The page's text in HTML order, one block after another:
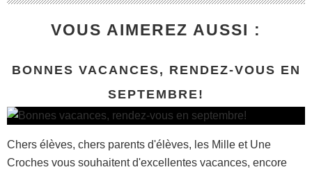
VOUS AIMEREZ AUSSI :
BONNES VACANCES, RENDEZ-VOUS EN
SEPTEMBRE!
Chers élèves, chers parents d'élèves, les Mille et Une
Croches vous souhaitent d'excellentes vacances, encore